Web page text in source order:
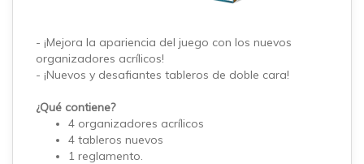
- ¡Mejora la apariencia del juego con los nuevos
organizadores acrílicos!
- ¡Nuevos y desafiantes tableros de doble cara!
¿Qué contiene?
4 organizadores acrílicos
4 tableros nuevos
1 reglamento.